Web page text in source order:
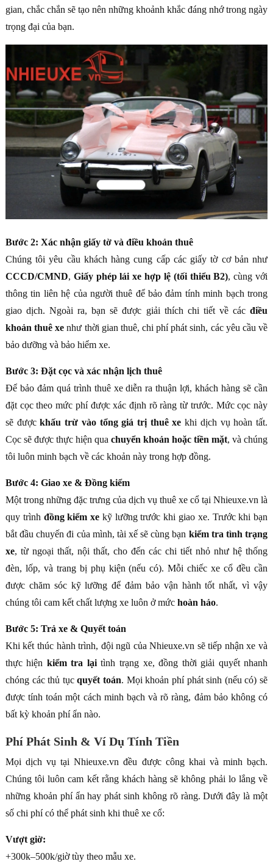
gian, chắc chắn sẽ tạo nên những khoảnh khắc đáng nhớ trong ngày
trọng đại của bạn.
Bước 2: Xác nhận giấy tờ và điều khoản thuê
Chúng tôi yêu cầu khách hàng cung cấp các giấy tờ cơ bản như
CCCD/CMND, Giấy phép lái xe hợp lệ (tối thiểu B2), cùng với
thông tin liên hệ của người thuê để bảo đảm tính minh bạch trong
giao dịch. Ngoài ra, bạn sẽ được giải thích chi tiết về cácđiều
khoản thuê xe như thời gian thuê, chi phí phát sinh, các yêu cầu về
bảo dưỡng và bảo hiểm xe.
Bước 3: Đặt cọc và xác nhận lịch thuê
Để bảo đảm quá trình thuê xe diễn ra thuận lợi, khách hàng sẽ cần
đặt cọc theo mức phí được xác định rõ ràng từ trước. Mức cọc này
sẽ đượckhấu trừ vào tổng giá trị thuê xe khi dịch vụ hoàn tất.
Cọc sẽ được thực hiện qua chuyển khoản hoặc tiền mặt, và chúng
tôi luôn minh bạch về các khoản này trong hợp đồng.
Bước 4: Giao xe & Đồng kiểm
Một trong những đặc trưng của dịch vụ thuê xe cổ tại Nhieuxe.vn là
quy trình đồng kiểm xe kỹ lưỡng trước khi giao xe. Trước khi bạn
bắt đầu chuyến đi của mình, tài xế sẽ cùng bạn kiểm tra tình trạng
xe, từ ngoại thất, nội thất, cho đến các chi tiết nhỏ như hệ thống
đèn, lốp, và trang bị phụ kiện (nếu có). Mỗi chiếc xe cổ đều cần
được chăm sóc kỹ lưỡng để đảm bảo vận hành tốt nhất, vì vậy
chúng tôi cam kết chất lượng xe luôn ở mức hoàn hảo.
Bước 5: Trả xe & Quyết toán
Khi kết thúc hành trình, đội ngũ của Nhieuxe.vn sẽ tiếp nhận xe và
thực hiện kiểm tra lạitình trạng xe, đồng thời giải quyết nhanh
chóng các thủ tụcquyết toán. Mọi khoản phí phát sinh (nếu có) sẽ
được tính toán một cách minh bạch và rõ ràng, đảm bảo không có
bất kỳ khoản phí ẩn nào.
Phí Phát Sinh & Ví Dụ Tính Tiền
Mọi dịch vụ tại Nhieuxe.vn đều được công khai và minh bạch.
Chúng tôi luôn cam kết rằng khách hàng sẽ không phải lo lắng về
những khoản phí ẩn hay phát sinh không rõ ràng. Dưới đây là một
số chi phí có thể phát sinh khi thuê xe cổ:
Vượt giờ:
+300k–500k/giờ tùy theo mẫu xe.